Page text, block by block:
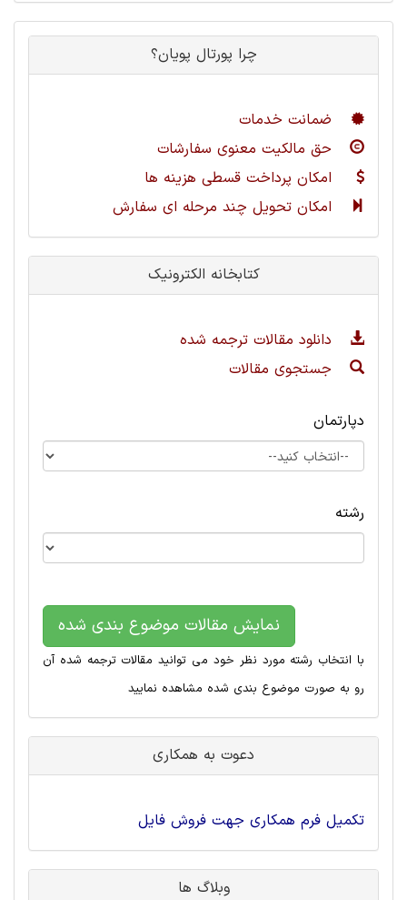
چرا پورتال پویان؟
ضمانت خدمات
حق مالکیت معنوی سفارشات
امکان پرداخت قسطی هزینه ها
امکان تحویل چند مرحله ای سفارش
کتابخانه الکترونیک
دانلود مقالات ترجمه شده
جستجوی مقالات
دپارتمان
رشته
نمایش مقالات موضوع بندی شده
با انتخاب رشته مورد نظر خود می توانید مقالات ترجمه شده آن
رو به صورت موضوع بندی شده مشاهده نمایید
دعوت به همکاری
تکمیل فرم همکاری جهت فروش فایل
وبلاگ ها